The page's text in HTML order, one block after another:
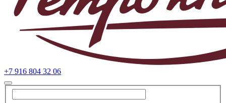
+7 916 804 32 06